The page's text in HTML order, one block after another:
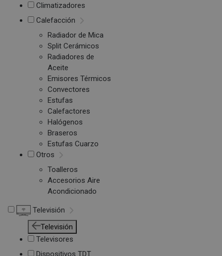
Climatizadores
Calefacción
Radiador de Mica
Split Cerámicos
Radiadores de
Aceite
Emisores Térmicos
Convectores
Estufas
Calefactores
Halógenos
Braseros
Estufas Cuarzo
Otros
Toalleros
Accesorios Aire
Acondicionado
Televisión
Televisión
Televisores
Dispositivos TDT